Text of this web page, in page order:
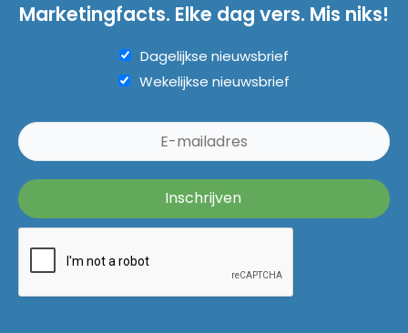
Marketingfacts. Elke dag vers. Mis niks!
Dagelijkse nieuwsbrief
Wekelijkse nieuwsbrief